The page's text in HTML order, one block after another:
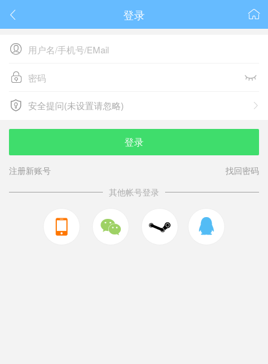
 
登录

 
 
安全提问(未设置请忽略)
安全提问(未设置请忽略)
登录
注册新账号
找回密码
其他帐号登录
  